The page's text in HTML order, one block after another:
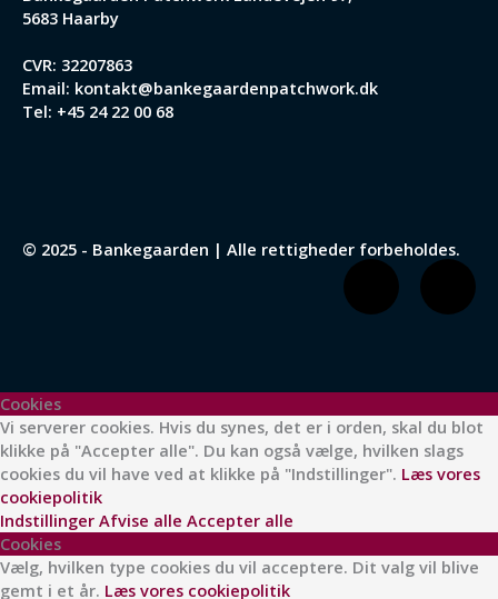
5683 Haarby
CVR: 32207863
Email: kontakt@bankegaardenpatchwork.dk
Tel: +45 24 22 00 68
© 2025 - Bankegaarden | Alle rettigheder forbeholdes.
F
a
c
e
o
I
n
s
t
g
Cookies
Vi serverer cookies. Hvis du synes, det er i orden, skal du blot
klikke på "Accepter alle". Du kan også vælge, hvilken slags
cookies du vil have ved at klikke på "Indstillinger". Læs vores
cookiepolitik
Indstillinger Afvise alle Accepter alle
Cookies
Vælg, hvilken type cookies du vil acceptere. Dit valg vil blive
gemt i et år. Læs vores cookiepolitik